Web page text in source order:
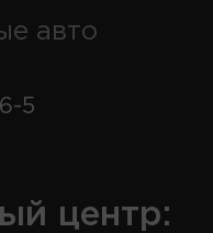
авто
5
центр: